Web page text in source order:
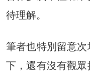
待理解。
筆者也特別留意
下，還有沒有觀